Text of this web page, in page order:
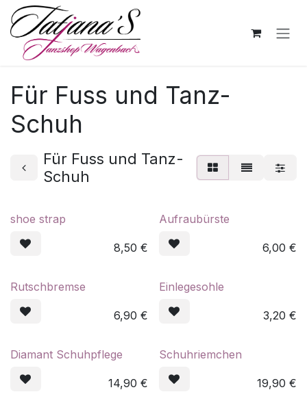
Zum Inhalt springen
Für Fuss und Tanz-
Schuh
Für Fuss und Tanz-
Schuh
shoe strap
8,50 €
Aufraubürste
6,00 €
Rutschbremse
6,90 €
Einlegesohle
3,20 €
Diamant Schuhpflege
14,90 €
Schuhriemchen
19,90 €